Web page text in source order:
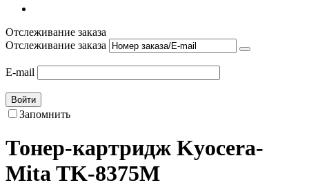
Отслеживание заказа
Отслеживание заказа
E-mail
Войти
Запомнить
Тонер-картридж Kyocera-
Mita TK-8375M